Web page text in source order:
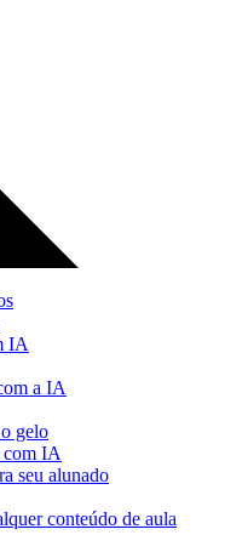
IA
a IA
gelo
com IA
seu alunado
conteúdo de aula